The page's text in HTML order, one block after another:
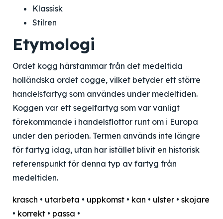
Klassisk
Stilren
Etymologi
Ordet kogg härstammar från det medeltida
holländska ordet cogge, vilket betyder ett större
handelsfartyg som användes under medeltiden.
Koggen var ett segelfartyg som var vanligt
förekommande i handelsflottor runt om i Europa
under den perioden. Termen används inte längre
för fartyg idag, utan har istället blivit en historisk
referenspunkt för denna typ av fartyg från
medeltiden.
krasch • utarbeta • uppkomst • kan • ulster • skojare
• korrekt • passa •